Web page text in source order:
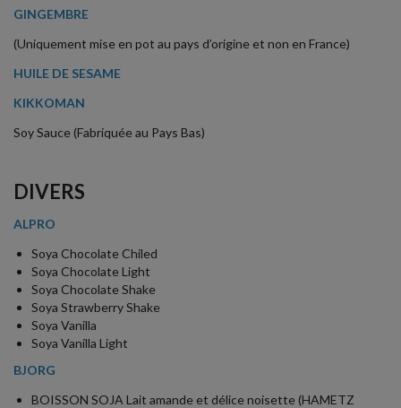
GINGEMBRE
(Uniquement mise en pot au pays d’origine et non en France)
HUILE DE SESAME
KIKKOMAN
Soy Sauce (Fabriquée au Pays Bas)
DIVERS
ALPRO
Soya Chocolate Chiled
Soya Chocolate Light
Soya Chocolate Shake
Soya Strawberry Shake
Soya Vanilla
Soya Vanilla Light
BJORG
BOISSON SOJA Lait amande et délice noisette (HAMETZ